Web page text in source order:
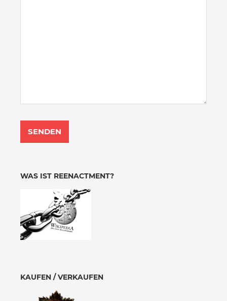
WAS IST REENACTMENT?
KAUFEN / VERKAUFEN